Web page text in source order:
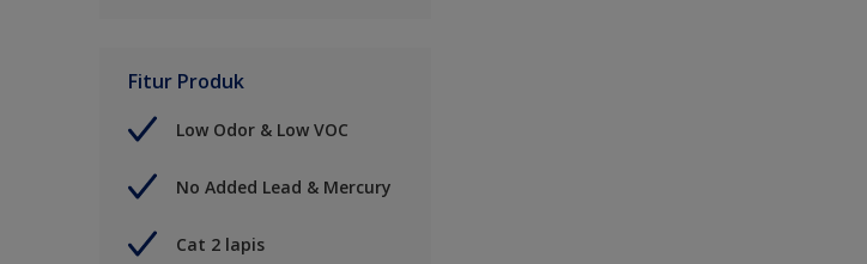
Fitur Produk
Low Odor & Low VOC
No Added Lead & Mercury
Cat 2 lapis